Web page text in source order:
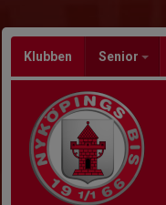
Klubben Senior